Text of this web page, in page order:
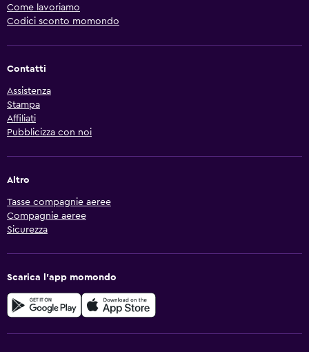
Come lavoriamo
Codici sconto momondo
Contatti
Assistenza
Stampa
Affiliati
Pubblicizza con noi
Altro
Tasse compagnie aeree
Compagnie aeree
Sicurezza
Scarica l'app momondo